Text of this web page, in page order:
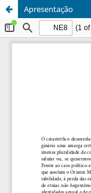
Apresentação